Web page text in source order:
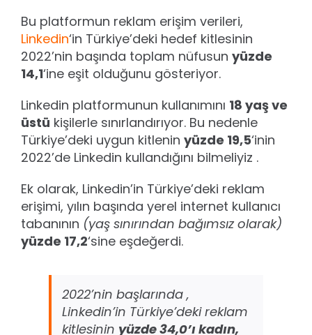
Bu platformun reklam erişim verileri,
Linkedin‘in Türkiye’deki hedef kitlesinin
2022’nin başında toplam nüfusun yüzde
14,1‘ine eşit olduğunu gösteriyor.
Linkedin platformunun kullanımını 18 yaş ve
üstü kişilerle sınırlandırıyor. Bu nedenle
Türkiye’deki uygun kitlenin yüzde 19,5‘inin
2022’de Linkedin kullandığını bilmeliyiz .
Ek olarak, Linkedin’in Türkiye’deki reklam
erişimi, yılın başında yerel internet kullanıcı
tabanının (yaş sınırından bağımsız olarak)
yüzde 17,2‘sine eşdeğerdi.
2022’nin başlarında ,
Linkedin’in Türkiye’deki reklam
kitlesinin yüzde 34,0’ı kadın,